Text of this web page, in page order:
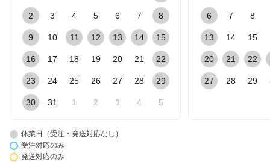
2 3 4 5 6 7 8
9 10 11 12 13 14 15
16 17 18 19 20 21 22
23 24 25 26 27 28 29
30 31 1 2 3 4 5
6 7 8
13 14 15
20 21 22
27 28 29
休業日（受注・発送対応なし）
受注対応のみ
発送対応のみ